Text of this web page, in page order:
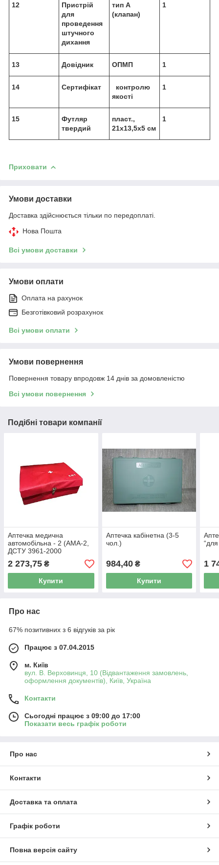
12
Пристрій
для
проведення
штучного
дихання
тип А
(клапан)
1
13 Довідник ОПМП 1
14 Сертифікат
контролю
якості
1
15
Футляр
твердий
пласт.,
21x13,5x5 см
1
Приховати
Умови доставки
Доставка здійснюється тільки по передоплаті.
Нова Пошта
Всі умови доставки
Умови оплати
Оплата на рахунок
Безготівковий розрахунок
Всі умови оплати
Умови повернення
Повернення товару впродовж 14 днів за домовленістю
Всі умови повернення
Подібні товари компанії
Аптечка медична
автомобільна - 2 (АМА-2,
ДСТУ 3961-2000
изменения №2) КФТ ЕКО
футляр
2 273,75 ₴
Купити
Аптечка кабінетна (3-5
чол.)
984,40₴
Купити
1
Про нас
67% позитивних з 6 відгуків за рік
Працює з 07.04.2015
м. Київ
вул. В. Верховинця, 10 (Відвантаження замовлень,
оформлення документів), Київ, Україна
Контакти
Сьогодні працює з 09:00 до 17:00
Показати весь графік роботи
Про нас
Контакти
Доставка та оплата
Графік роботи
Повна версія сайту